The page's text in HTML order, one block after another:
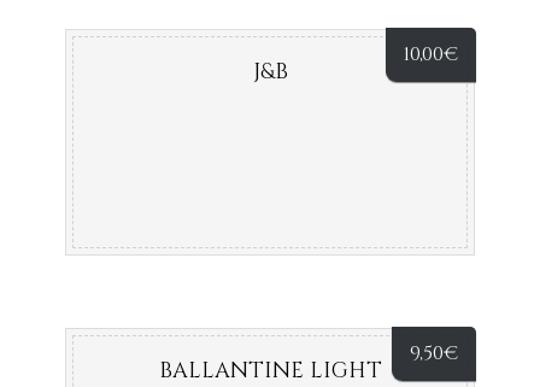
10,00€
J&B
9,50€
BALLANTINE LIGHT